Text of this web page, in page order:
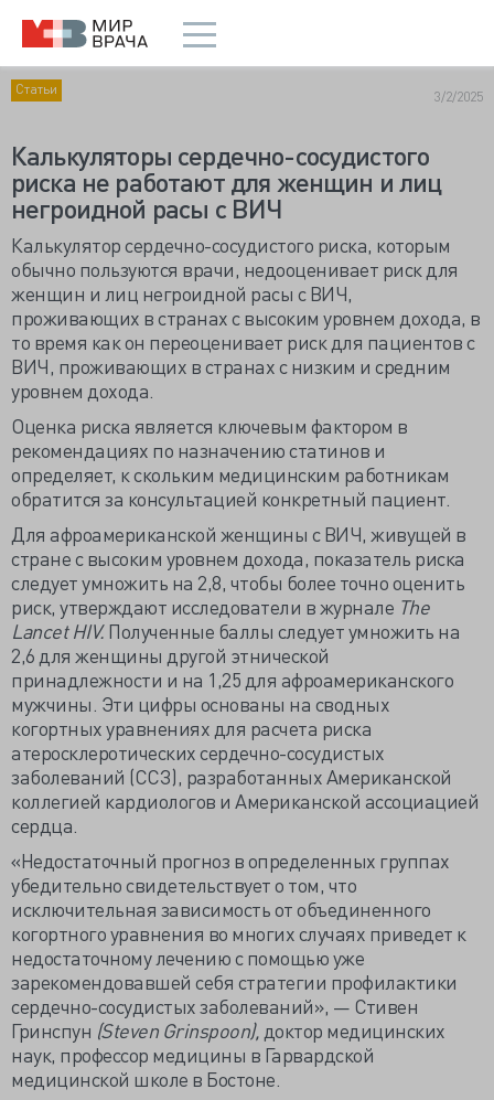
Статьи 3/2/2025
Калькуляторы сердечно-сосудистого
риска не работают для женщин и лиц
негроидной расы с ВИЧ
Калькулятор сердечно-сосудистого риска, которым
обычно пользуются врачи, недооценивает риск для
женщин и лиц негроидной расы с ВИЧ,
проживающих в странах с высоким уровнем дохода, в
то время как он переоценивает риск для пациентов с
ВИЧ, проживающих в странах с низким и средним
уровнем дохода.
Оценка риска является ключевым фактором в
рекомендациях по назначению статинов и
определяет, к скольким медицинским работникам
обратится за консультацией конкретный пациент.
Для афроамериканской женщины с ВИЧ, живущей в
стране с высоким уровнем дохода, показатель риска
следует умножить на 2,8, чтобы более точно оценить
риск, утверждают исследователи в журнале The
Lancet HIV.Полученные баллы следует умножить на
2,6 для женщины другой этнической
принадлежности и на 1,25 для афроамериканского
мужчины. Эти цифры основаны на сводных
когортных уравнениях для расчета риска
атеросклеротических сердечно-сосудистых
заболеваний (ССЗ), разработанных Американской
коллегией кардиологов и Американской ассоциацией
сердца.
«Недостаточный прогноз в определенных группах
убедительно свидетельствует о том, что
исключительная зависимость от объединенного
когортного уравнения во многих случаях приведет к
недостаточному лечению с помощью уже
зарекомендовавшей себя стратегии профилактики
сердечно-сосудистых заболеваний», — Стивен
Гринспун (Steven Grinspoon), доктор медицинских
наук, профессор медицины в Гарвардской
медицинской школе в Бостоне.